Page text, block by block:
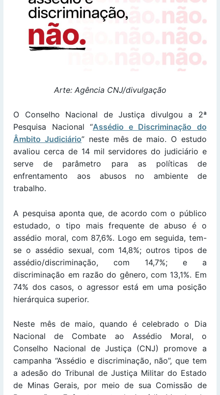
Arte: Agência CNJ/divulgação
O Conselho Nacional de Justiça divulgou a 2ª
Pesquisa Nacional “Assédio e Discriminação do
Âmbito Judiciário” neste mês de maio. O estudo
avaliou cerca de 14 mil servidores do judiciário e
serve de parâmetro para as políticas de
enfrentamento aos abusos no ambiente de
trabalho.
A pesquisa aponta que, de acordo com o público
estudado, o tipo mais frequente de abuso é o
assédio moral, com 87,6%. Logo em seguida, tem-
se o assédio sexual, com 14,8%; outros tipos de
assédio/discriminação, com 14,7%; e a
discriminação em razão do gênero, com 13,1%. Em
74% dos casos, o agressor está em uma posição
hierárquica superior.
Neste mês de maio, quando é celebrado o Dia
Nacional de Combate ao Assédio Moral, o
Conselho Nacional de Justiça (CNJ) promove a
campanha “Assédio e discriminação, não”, que tem
a adesão do Tribunal de Justiça Militar do Estado
de Minas Gerais, por meio de sua Comissão de